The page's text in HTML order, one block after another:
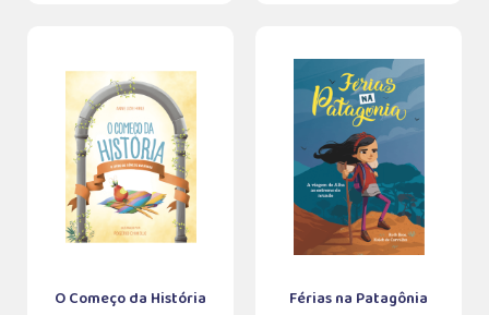
O Começo da História Férias na Patagônia